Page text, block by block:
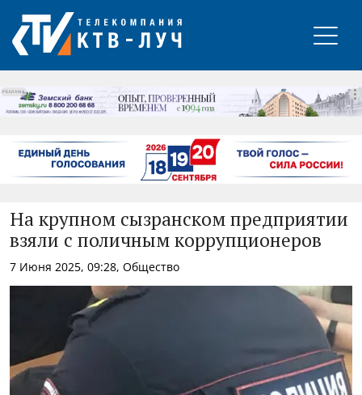
РЕКЛАМА
На крупном сызранском предприятии
взяли с поличным коррупционеров
7 Июня 2025, 09:28, Общество